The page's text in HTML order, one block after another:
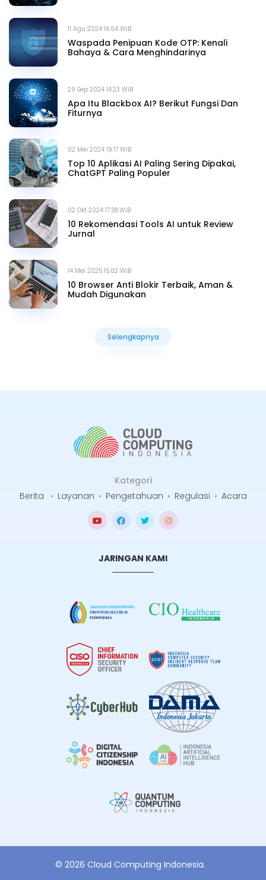
11 Agu 2024 16.04 WIB
Waspada Penipuan Kode OTP: Kenali
Bahaya & Cara Menghindarinya
29 Sep 2024 14.23 WIB
Apa Itu Blackbox AI? Berikut Fungsi Dan
Fiturnya
02 Mei 2024 19.17 WIB
Top 10 Aplikasi AI Paling Sering Dipakai,
ChatGPT Paling Populer
02 Okt 2024 17.38 WIB
10 Rekomendasi Tools AI untuk Review
Jurnal
14 Mei 2025 15.02 WIB
10 Browser Anti Blokir Terbaik, Aman &
Mudah Digunakan
Selengkapnya
Kategori
Berita
• Layanan • Pengetahuan • Regulasi • Acara
JARINGAN KAMI
© 2026 Cloud Computing Indonesia.